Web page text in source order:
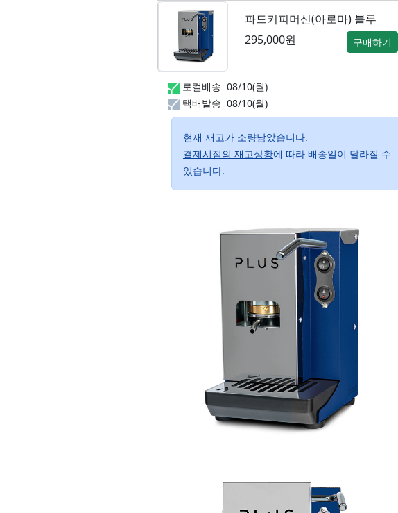
파드커피머신(아로마) 블루
295,000원
구매하기
로컬배송 08/10(월)
택배발송 08/10(월)
현재 재고가 소량남았습니다.
결제시점의 재고상황에 따라 배송일이 달라질 수
있습니다.